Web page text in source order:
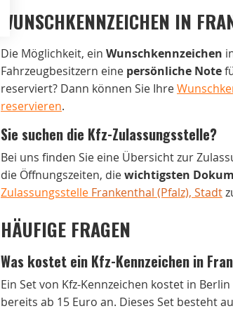
WUNSCHKENNZEICHEN IN
Die Möglichkeit, ein Wunschkennzeichen
Fahrzeugbesitzern eine persönliche Note
reserviert? Dann können Sie Ihre
reservieren.
Sie suchen die Kfz-Zulassungsstelle?
Bei uns finden Sie eine Übersicht zur
die Öffnungszeiten, diewichtigsten
Zulassungsstelle Frankenthal (Pfalz), Stadt
HÄUFIGE FRAGEN
Was kostet ein Kfz-Kennzeichen in
Ein Set von Kfz-Kennzeichen kostet in
bereits ab 15 Euro an. Dieses Set besteht